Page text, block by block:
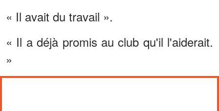
« Il avait du travail ».
« Il a déjà promis au club qu'il l'aiderait.
»